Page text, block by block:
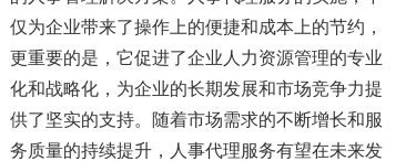
仅为企业带来了操作上的便捷和成本上的节约，
更重要的是，它促进了企业人力资源管理的专业
化和战略化，为企业的长期发展和市场竞争力提
供了坚实的支持。随着市场需求的不断增长和服
务质量的持续提升，人事代理服务有望在未来发